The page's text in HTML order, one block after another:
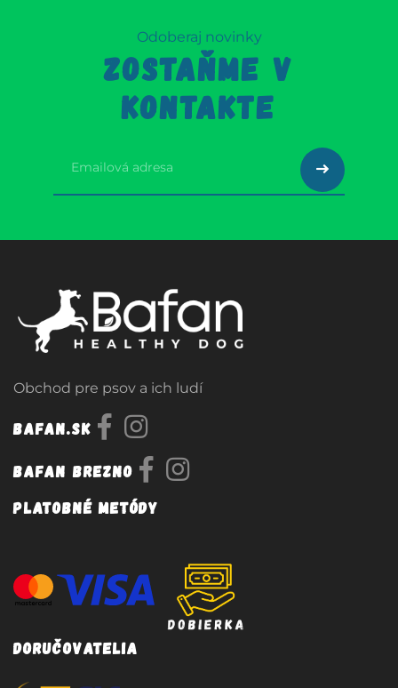
Odoberaj novinky
ZOSTAŇME V
KONTAKTE
Obchod pre psov a ich ludí
Bafan.sk
Bafan Brezno
Platobné metódy
Doručovatelia